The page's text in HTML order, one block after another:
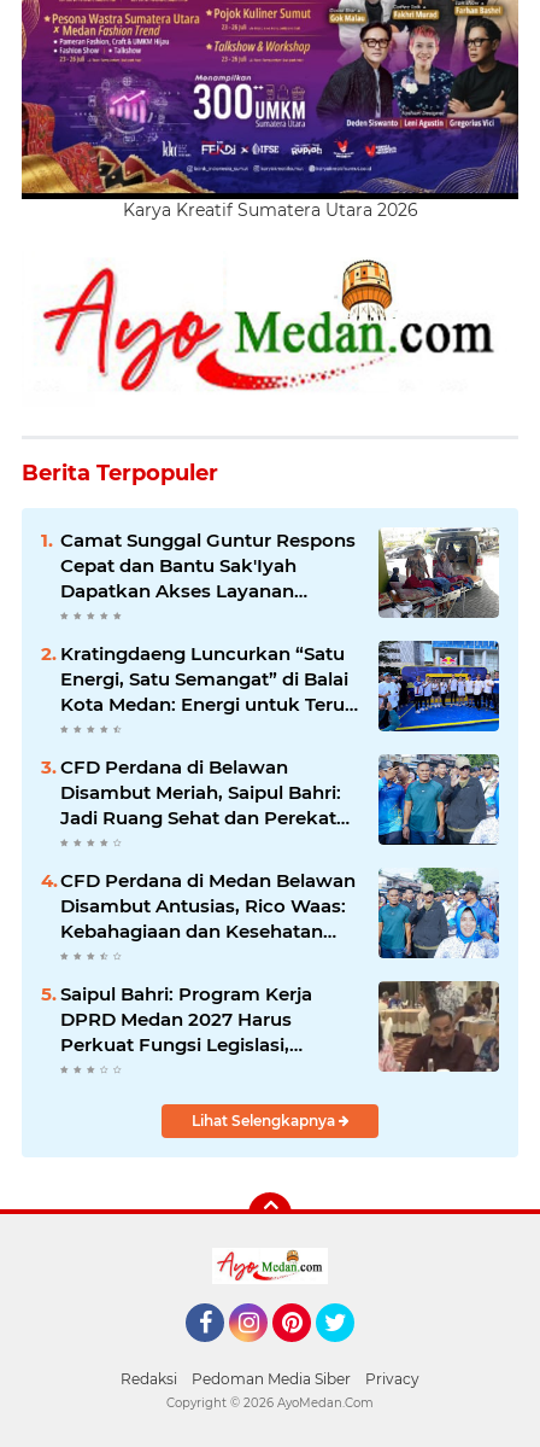
Karya Kreatif Sumatera Utara 2026
Berita Terpopuler
Camat Sunggal Guntur Respons
Cepat dan Bantu Sak'Iyah
Dapatkan Akses Layanan
Kesehatan
Kratingdaeng Luncurkan “Satu
Energi, Satu Semangat” di Balai
Kota Medan: Energi untuk Terus
Bergerak Maju
CFD Perdana di Belawan
Disambut Meriah, Saipul Bahri:
Jadi Ruang Sehat dan Perekat
Kebersamaan Warga Medan
CFD Perdana di Medan Belawan
Disambut Antusias, Rico Waas:
Kebahagiaan dan Kesehatan
Harus Hadir di Seluruh Penjuru
Kota
Saipul Bahri: Program Kerja
DPRD Medan 2027 Harus
Perkuat Fungsi Legislasi,
Anggaran dan Pengawasan
Lihat Selengkapnya
Redaksi Pedoman Media Siber Privacy
Copyright © 2026 AyoMedan.Com